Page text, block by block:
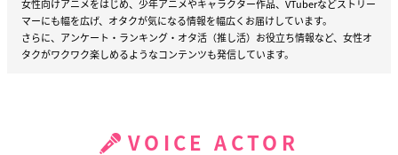
女性向けアニメをはじめ、少年アニメやキャラクター作品、VTuberなどストリー
マーにも幅を広げ、オタクが気になる情報を幅広くお届けしています。
さらに、アンケート・ランキング・オタ活（推し活）お役立ち情報など、女性オ
タクがワクワク楽しめるようなコンテンツも発信しています。
VOICE ACTOR